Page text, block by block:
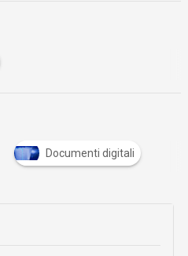
Documenti digitali